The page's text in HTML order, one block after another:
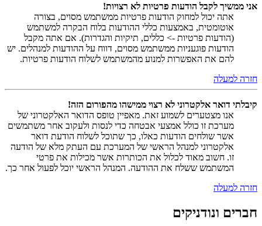
אני ממשיך לקבל הודעות פרטיות לא רצויות!
אתה יכול למחוק הודעות פרטיות ממשתמש מסוים, בצורה
אוטומטית, באמצעות כללי ההודעות בלוח הבקרה למשתמש
(הודעות פרטיות -> כללים, תיקיות והגדרות). אם אתה מקבל
הודעות פוגעניות ממשתמש מסוים, דווח על ההודעות למנהלים. יש
להם את האפשרות למנוע מהמשתמש לשלוח הודעות פרטיות.
חזרה למעלה
קיבלתי דואר אלקטרוני לא רצוי ממישהו מהפורום הזה!
אנו מצטערים לשמוע זאת. מאפיין טופס הדואר האלקטרוני של
מערכת זו כולל אמצעי אבטחה כדי לנסות ולעקוב אחר משתמשים
אשר שולחים הודעות כאלו, כך שתוכל לשלוח הודעת דואר
אלקטרוני למנהל הראשי של המערכת עם העתק מלא של הודעה
זו. חשוב מאוד לכלול את הכותרות אשר מכילות את פרטי
המשתמש ששלח את ההודעה. המנהל הראשי יוכל לפעול אחר כך.
חזרה למעלה
חברים ונודניקים